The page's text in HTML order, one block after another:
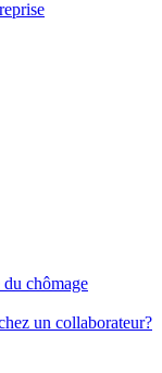
du chômage
un collaborateur?